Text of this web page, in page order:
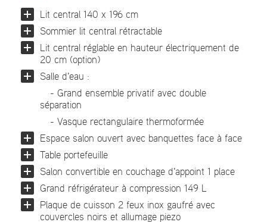
Lit central 140 x 196 cm
Sommier lit central rétractable
Lit central réglable en hauteur électriquement de
20 cm (option)
Salle d'eau :
- Grand ensemble privatif avec double
séparation
- Vasque rectangulaire thermoformée
Espace salon ouvert avec banquettes face à face
Table portefeuille
Salon convertible en couchage d'appoint 1 place
Grand réfrigérateur à compression 149 L
Plaque de cuisson 2 feux inox gaufré avec
couvercles noirs et allumage piezo